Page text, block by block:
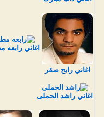
اغاني رابح صقر
اغاني رابعه
اغاني راشد الحملى